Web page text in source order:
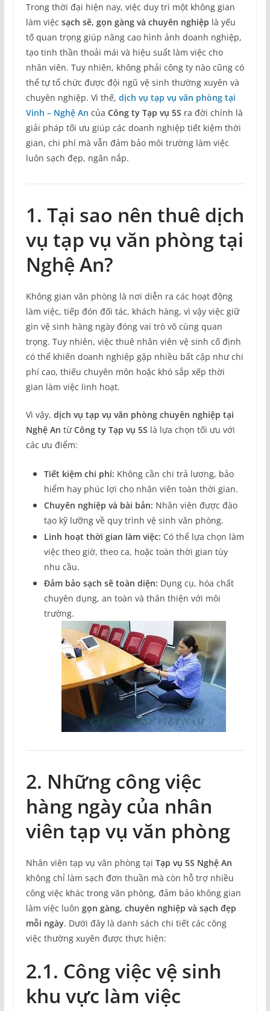
Trong thời đại hiện nay, việc duy trì một không gian
làm việc sạch sẽ, gọn gàng và chuyên nghiệp là yếu
tố quan trọng giúp nâng cao hình ảnh doanh nghiệp,
tạo tinh thần thoải mái và hiệu suất làm việc cho
nhân viên. Tuy nhiên, không phải công ty nào cũng có
thể tự tổ chức được đội ngũ vệ sinh thường xuyên và
chuyên nghiệp. Vì thế, dịch vụ tạp vụ văn phòng tại
Vinh – Nghệ An của Công ty Tạp vụ 5S ra đời chính là
giải pháp tối ưu giúp các doanh nghiệp tiết kiệm thời
gian, chi phí mà vẫn đảm bảo môi trường làm việc
luôn sạch đẹp, ngăn nắp.
1. Tại sao nên thuê dịch
vụ tạp vụ văn phòng tại
Nghệ An?
Không gian văn phòng là nơi diễn ra các hoạt động
làm việc, tiếp đón đối tác, khách hàng, vì vậy việc giữ
gìn vệ sinh hàng ngày đóng vai trò vô cùng quan
trọng. Tuy nhiên, việc thuê nhân viên vệ sinh cố định
có thể khiến doanh nghiệp gặp nhiều bất cập như chi
phí cao, thiếu chuyên môn hoặc khó sắp xếp thời
gian làm việc linh hoạt.
Vì vậy, dịch vụ tạp vụ văn phòng chuyên nghiệp tại
Nghệ An từCông ty Tạp vụ 5S là lựa chọn tối ưu với
các ưu điểm:
Tiết kiệm chi phí: Không cần chi trả lương, bảo
hiểm hay phúc lợi cho nhân viên toàn thời gian.
Chuyên nghiệp và bài bản: Nhân viên được đào
tạo kỹ lưỡng về quy trình vệ sinh văn phòng.
Linh hoạt thời gian làm việc: Có thể lựa chọn làm
việc theo giờ, theo ca, hoặc toàn thời gian tùy
nhu cầu.
Đảm bảo sạch sẽ toàn diện: Dụng cụ, hóa chất
chuyên dụng, an toàn và thân thiện với môi
trường.
2. Những công việc
hàng ngày của nhân
viên tạp vụ văn phòng
Nhân viên tạp vụ văn phòng tại Tạp vụ 5S Nghệ An
không chỉ làm sạch đơn thuần mà còn hỗ trợ nhiều
công việc khác trong văn phòng, đảm bảo không gian
làm việc luôn gọn gàng, chuyên nghiệp và sạch đẹp
mỗi ngày. Dưới đây là danh sách chi tiết các công
việc thường xuyên được thực hiện:
2.1. Công việc vệ sinh
khu vực làm việc